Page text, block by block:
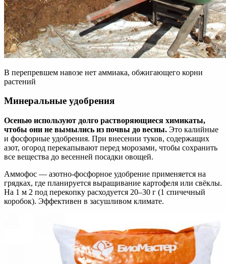
В перепревшем навозе нет аммиака, обжигающего корни
растений
Минеральные удобрения
Осенью используют долго растворяющиеся химикаты,
чтобы они не вымылись из почвы до весны. Это калийные
и фосфорные удобрения. При внесении туков, содержащих
азот, огород перекапывают перед морозами, чтобы сохранить
все вещества до весенней посадки овощей.
Аммофос — азотно-фосфорное удобрение применяется на
грядках, где планируется выращивание картофеля или свёклы.
На 1 м 2 под перекопку расходуется 20–30 г (1 спичечный
коробок). Эффективен в засушливом климате.